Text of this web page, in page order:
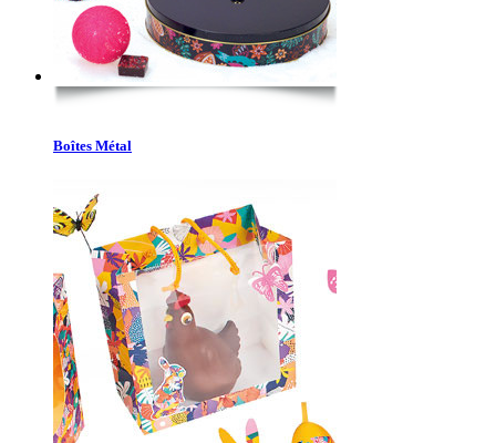
Boîtes Métal